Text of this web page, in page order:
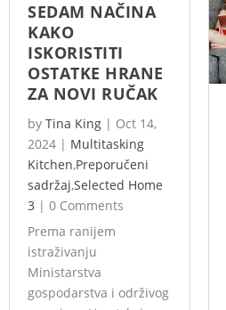
SEDAM NAČINA
KAKO
ISKORISTITI
OSTATKE HRANE
ZA NOVI RUČAK
by Tina King | Oct 14,
2024 | Multitasking
Kitchen,Preporučeni
sadržaj,Selected Home
3 | 0 Comments
Prema ranijem
istraživanju
Ministarstva
gospodarstva i održivog